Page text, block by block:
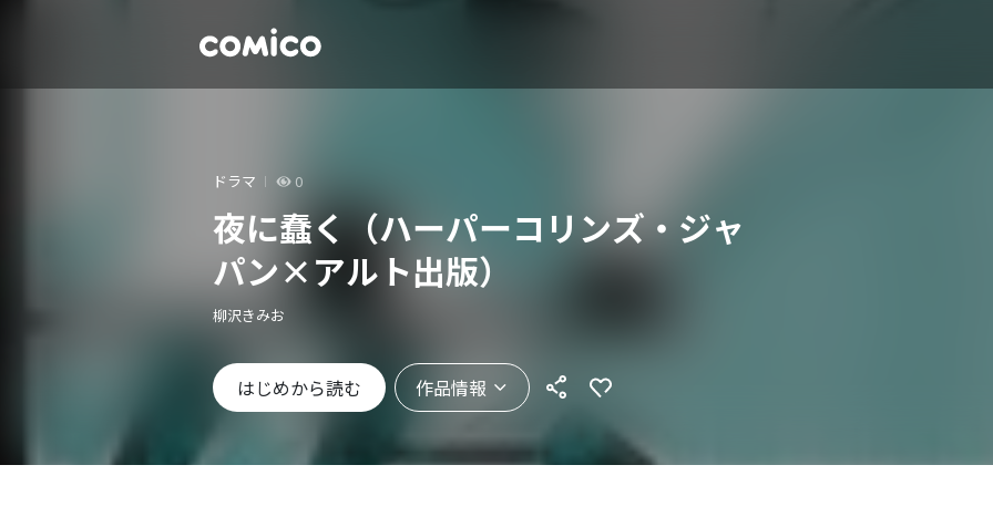
ドラマ 0
夜に蠢く（ハーパーコリンズ・ジャ
パン×アルト出版）
柳沢きみお
はじめから読む 作品情報